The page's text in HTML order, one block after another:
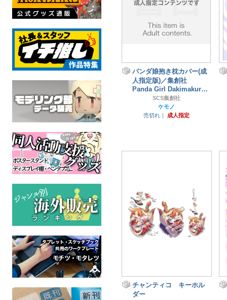
パンダ娘抱き枕カバー(成
人指定版)／集創社
Panda Girl Dakimakura
SCS集創社
ケモノ
売切れ｜
成人指定
チャンティコ キーホル
ダー